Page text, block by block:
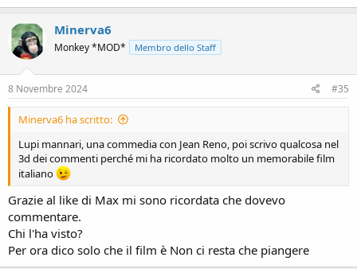
Minerva6
Monkey *MOD* Membro dello Staff
8 Novembre 2024 #35
Minerva6 ha scritto:
Lupi mannari, una commedia con Jean Reno, poi scrivo qualcosa nel
3d dei commenti perché mi ha ricordato molto un memorabile film
italiano
Grazie al like di Max mi sono ricordata che dovevo
commentare.
Chi l'ha visto?
Per ora dico solo che il film è Non ci resta che piangere